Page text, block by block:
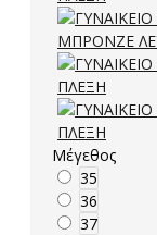
Μέγεθος
35
36
37